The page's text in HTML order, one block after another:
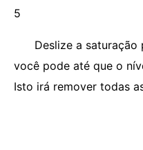
5
Deslize a
você pode até que o
Isto irá remover todas